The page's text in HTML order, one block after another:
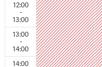
12:00
-
13:00
13:00
-
14:00
14:00